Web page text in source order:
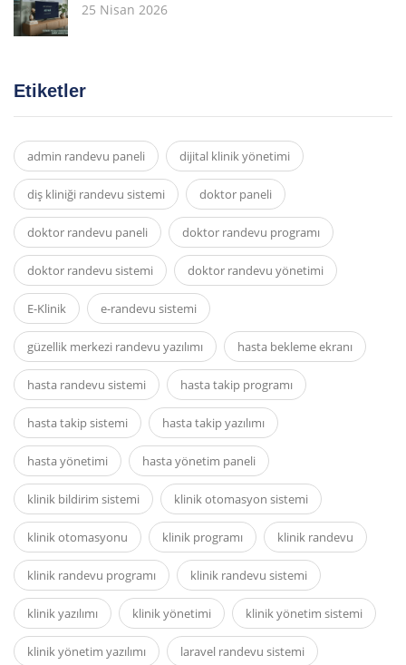
25 Nisan 2026
Etiketler
admin randevu paneli dijital klinik yönetimi
diş kliniği randevu sistemi doktor paneli
doktor randevu paneli doktor randevu programı
doktor randevu sistemi doktor randevu yönetimi
E-Klinik e-randevu sistemi
güzellik merkezi randevu yazılımı hasta bekleme ekranı
hasta randevu sistemi hasta takip programı
hasta takip sistemi hasta takip yazılımı
hasta yönetimi hasta yönetim paneli
klinik bildirim sistemi klinik otomasyon sistemi
klinik otomasyonu klinik programı klinik randevu
klinik randevu programı klinik randevu sistemi
klinik yazılımı klinik yönetimi klinik yönetim sistemi
klinik yönetim yazılımı laravel randevu sistemi